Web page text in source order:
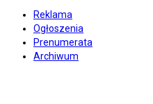
Reklama
Ogłoszenia
Prenumerata
Archiwum